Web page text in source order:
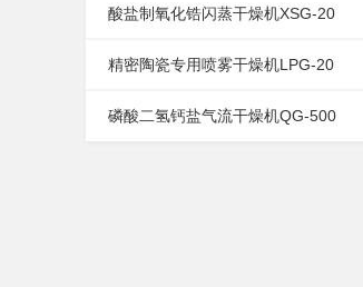
酸盐制氧化锆闪蒸干燥机XSG-20
精密陶瓷专用喷雾干燥机LPG-20
磷酸二氢钙盐气流干燥机QG-500